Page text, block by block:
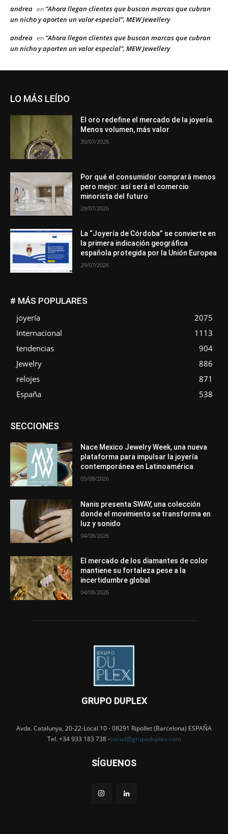
andrea en “Ahora llegan clientes que buscan marcas que cubran
un nicho y aporten un valor especial”, MEW Jewellery
andrea en “Ahora llegan clientes que buscan marcas que cubran
un nicho y aporten un valor especial”, MEW Jewellery
LO MÁS LEÍDO
El oro redefine el mercado de la joyería.
Menos volumen, más valor
30/07/2026
Por qué el consumidor comprará menos
pero mejor: así será el comercio
minorista del futuro
29/07/2026
La “Joyería de Córdoba” se convierte en
la primera indicación geográfica
española protegida por la Unión Europea
29/07/2026
# MÁS POPULARES
joyería
2075
Internacional
1113
tendencias
904
Jewelry
886
relojes
871
España
538
SECCIONESAsociaciones
Entrevistas
Mundo Técnico
Novedades Opiniones
Perspectiva
Premios
Secciones Sin categoría
Sucesos
Más
Nace Mexico Jewelry Week, una nueva
plataforma para impulsar la joyería
contemporánea en Latinoamérica
05/08/2026
Nanis presenta SWAY, una colección
donde el movimiento se transforma en
luz y sonido
04/08/2026
El mercado de los diamantes de color
mantiene su fortaleza pese a la
incertidumbre global
04/08/2026
GRUPO DUPLEX
Avda. Catalunya, 20-22-Local 10 - 08291 Ripollet (Barcelona) ESPAÑA
Tel. +34 933 183 738 -social@grupoduplex.com
SÍGUENOS